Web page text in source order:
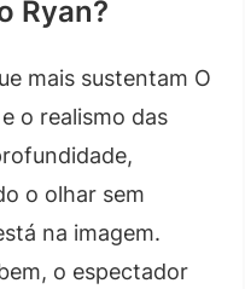
Ryan?
mais sustentam O
o realismo das
o olhar sem
na imagem.
o espectador